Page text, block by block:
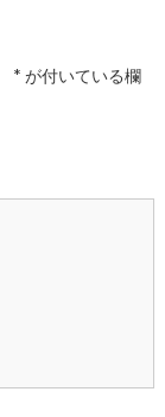
*が付いている欄